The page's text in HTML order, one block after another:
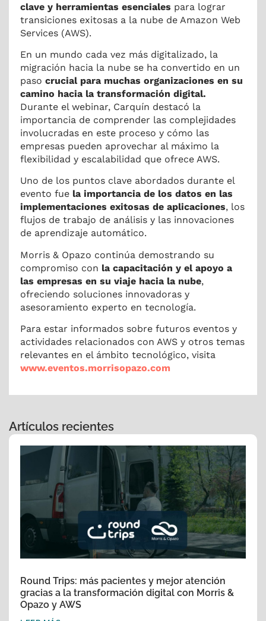
clave y herramientas esenciales para lograr
transiciones exitosas a la nube de Amazon Web
Services (AWS).
En un mundo cada vez más digitalizado, la
migración hacia la nube se ha convertido en un
paso crucial para muchas organizaciones en su
camino hacia la transformación digital.
Durante el webinar, Carquín destacó la
importancia de comprender las complejidades
involucradas en este proceso y cómo las
empresas pueden aprovechar al máximo la
flexibilidad y escalabilidad que ofrece AWS.
Uno de los puntos clave abordados durante el
evento fue la importancia de los datos en las
implementaciones exitosas de aplicaciones, los
flujos de trabajo de análisis y las innovaciones
de aprendizaje automático.
Morris & Opazo continúa demostrando su
compromiso con la capacitación y el apoyo a
las empresas en su viaje hacia la nube,
ofreciendo soluciones innovadoras y
asesoramiento experto en tecnología.
Para estar informados sobre futuros eventos y
actividades relacionados con AWS y otros temas
relevantes en el ámbito tecnológico, visita
www.eventos.morrisopazo.com
Artículos recientes
Round Trips: más pacientes y mejor atención
gracias a la transformación digital con Morris &
Opazo y AWS